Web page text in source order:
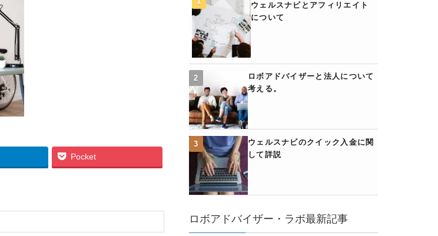
Pocket
ウェルスナビとアフィリエイト
について
ロボアドバイザーと法人について
考える。
ウェルスナビのクイック入金に関
して詳説
ロボアドバイザー・ラボ最新記事